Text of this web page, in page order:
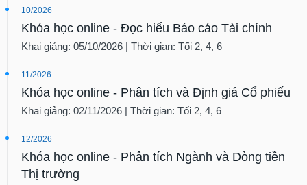
10/2026
Khóa học online - Đọc hiểu Báo cáo Tài chính
Khai giảng: 05/10/2026 | Thời gian: Tối 2, 4, 6
11/2026
Khóa học online - Phân tích và Định giá Cổ phiếu
Khai giảng: 02/11/2026 | Thời gian: Tối 2, 4, 6
12/2026
Khóa học online - Phân tích Ngành và Dòng tiền
Thị trường